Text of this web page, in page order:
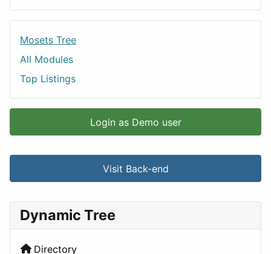
Mosets Tree
All Modules
Top Listings
Login as Demo user
Visit Back-end
Dynamic Tree
Directory